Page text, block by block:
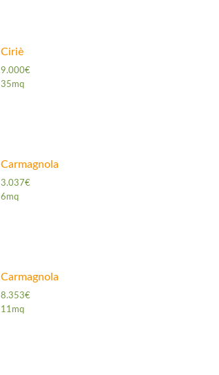
Ciriè
9.000€
35mq
Carmagnola
3.037€
6mq
Carmagnola
8.353€
11mq